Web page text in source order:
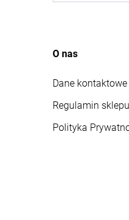
O nas
Dane kontaktowe
Regulamin sklepu
Polityka